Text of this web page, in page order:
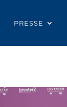
PRESSE